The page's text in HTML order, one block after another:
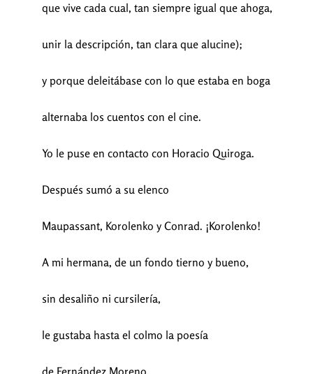
que vive cada cual, tan siempre igual que ahoga,
unir la descripción, tan clara que alucine);
y porque deleitábase con lo que estaba en boga
alternaba los cuentos con el cine.
Yo le puse en contacto con Horacio Quiroga.
Después sumó a su elenco
Maupassant, Korolenko y Conrad. ¡Korolenko!
A mi hermana, de un fondo tierno y bueno,
sin desaliño ni cursilería,
le gustaba hasta el colmo la poesía